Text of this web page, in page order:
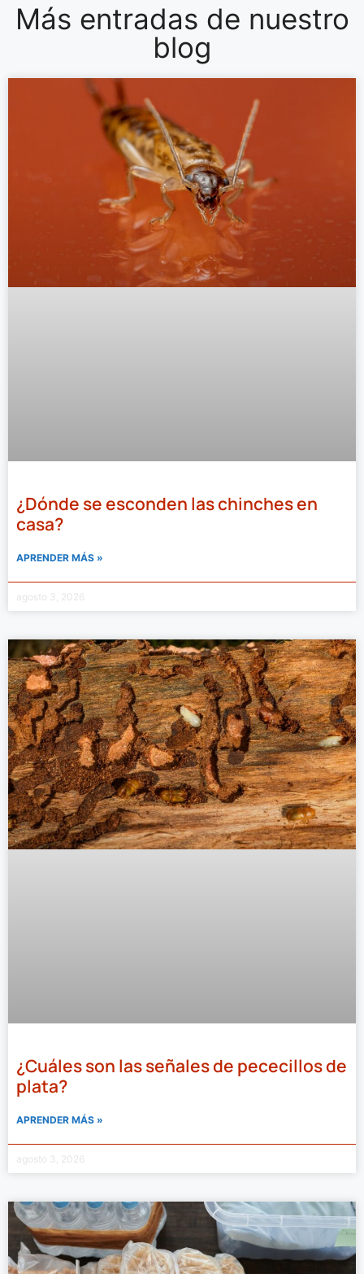
Más entradas de nuestro
blog
¿Dónde se esconden las chinches en
casa?
APRENDER MÁS »
agosto 3, 2026
¿Cuáles son las señales de pececillos de
plata?
APRENDER MÁS »
agosto 3, 2026